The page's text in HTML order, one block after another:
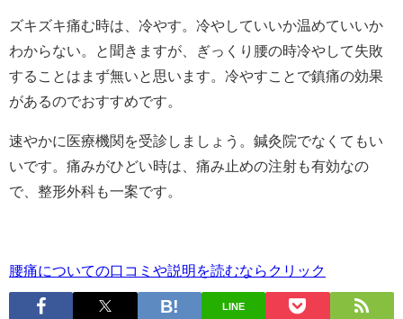
ズキズキ痛む時は、冷やす。冷やしていいか温めていいか
わからない。と聞きますが、ぎっくり腰の時冷やして失敗
することはまず無いと思います。冷やすことで鎮痛の効果
があるのでおすすめです。
速やかに医療機関を受診しましょう。鍼灸院でなくてもい
いです。痛みがひどい時は、痛み止めの注射も有効なの
で、整形外科も一案です。
腰痛についての口コミや説明を読むならクリック
LINE